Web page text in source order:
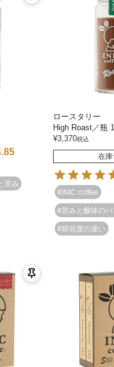
苦み
ロースタリー
High Roast／瓶
¥3,370税込
在
#INIC coffee
#苦みと酸味のバ
#焙煎度の違い